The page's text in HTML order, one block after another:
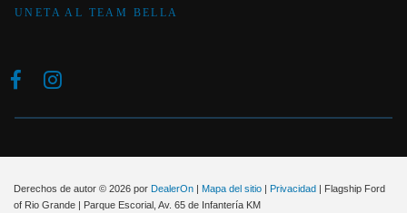
UNETA AL TEAM BELLA
Derechos de autor © 2026 por DealerOn Mapa del sitio Privacidad | Flagship Ford
of Rio Grande
Parque Escorial, Av. 65 de Infantería KM